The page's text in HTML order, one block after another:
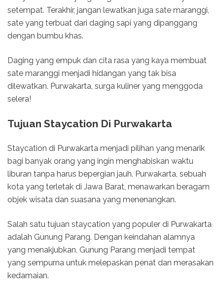
setempat. Terakhir, jangan lewatkan juga sate maranggi,
sate yang terbuat dari daging sapi yang dipanggang
dengan bumbu khas.
Daging yang empuk dan cita rasa yang kaya membuat
sate maranggi menjadi hidangan yang tak bisa
dilewatkan. Purwakarta, surga kuliner yang menggoda
selera!
Tujuan Staycation Di Purwakarta
Staycation di Purwakarta menjadi pilihan yang menarik
bagi banyak orang yang ingin menghabiskan waktu
liburan tanpa harus bepergian jauh. Purwakarta, sebuah
kota yang terletak di Jawa Barat, menawarkan beragam
objek wisata dan suasana yang menenangkan.
Salah satu tujuan staycation yang populer di Purwakarta
adalah Gunung Parang. Dengan keindahan alamnya
yang menakjubkan, Gunung Parang menjadi tempat
yang sempurna untuk melepaskan penat dan merasakan
kedamaian.